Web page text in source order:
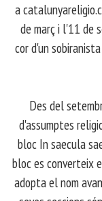
a
de març i l'11 de
cor d'un
Des del
d'assumptes
bloc In saecula
bloc es converteix
adopta el nom